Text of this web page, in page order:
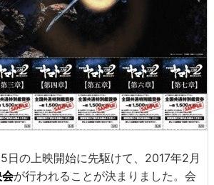
日の上映開始に先駆けて、2017年2月
が行われることが決まりました。会